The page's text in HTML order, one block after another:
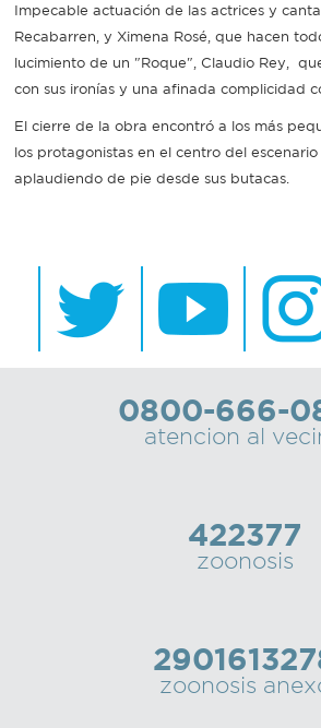
Impecable actuación de las actrices y
Recabarren, y Ximena Rosé, que hacen
lucimiento de un "Roque", Claudio Rey,
con sus ironías y una afinada complicidad
El cierre de la obra encontró a los más
los protagonistas en el centro del
aplaudiendo de pie desde sus butacas.
0800-666-
atencion al
422377
zoonosis
zoonosis